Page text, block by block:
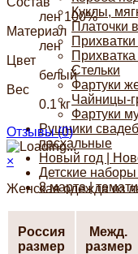
Куклы,
Платочки
Стельки
Фартуки
Чайницы-
Фартуки
Рушники
пасхальные
Новый год |
Детские
8 марта |
лен 100%
Материал
лен
Цвет
белый
Вес
0.1 кг
Отзывы (0)
×
Женская одежда из
Россия
размер
Межд.
размер